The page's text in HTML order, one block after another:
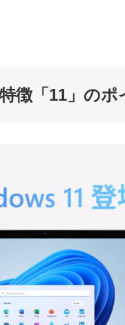
徴「11」のポ